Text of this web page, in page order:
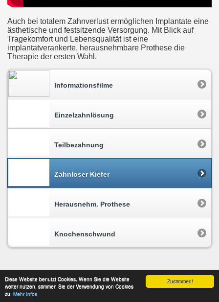
Zustimmen!
Diese Website benutzt Cookies. Wenn Sie die Website
weiter nutzen, stimmen Sie der Verwendung von Cookies
zu. Mehr Infos
Auch bei totalem Zahnverlust ermöglichen Implantate eine
ästhetische und festsitzende Versorgung. Mit Blick auf
Tragekomfort und Lebensqualität ist eine
implantatverankerte, herausnehmbare Prothese die
Therapie der ersten Wahl.
Informationsfilme
Einzelzahnlösung
Teilbezahnung
Zahnloser Kiefer
Herausnehm. Prothese
Knochenschwund
Impressum Datenschutz